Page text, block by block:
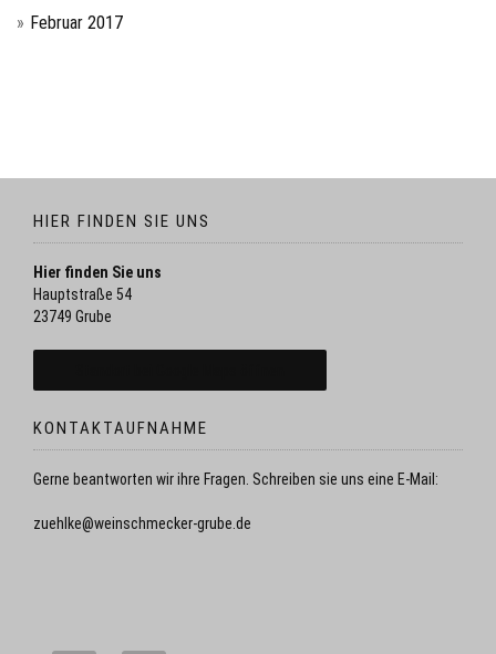
Februar 2017
HIER FINDEN SIE UNS
Hier finden Sie uns
Hauptstraße 54
23749 Grube
KONTAKTAUFNAHME
Gerne beantworten wir ihre Fragen. Schreiben sie uns eine E-Mail:
zuehlke@weinschmecker-grube.de